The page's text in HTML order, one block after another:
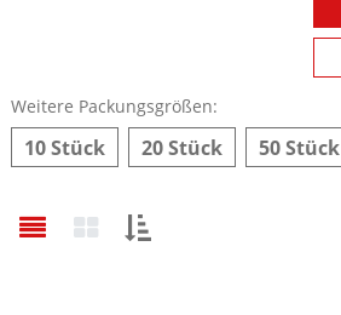
Weitere Packungsgrößen:
10 Stück 20 Stück 50 Stück